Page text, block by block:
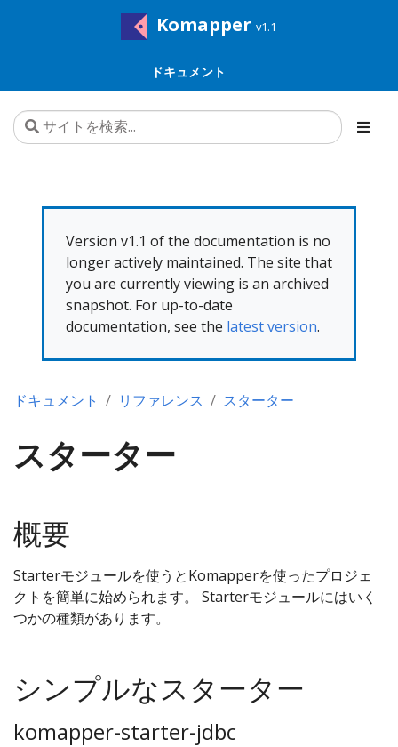
Komapper v1.1
ドキュメント
Version v1.1 of the documentation is no
longer actively maintained. The site that
you are currently viewing is an archived
snapshot. For up-to-date
documentation, see the latest version.
ドキュメント リファレンス スターター
スターター
概要
Starterモジュールを使うとKomapperを使ったプロジェ
クトを簡単に始められます。 Starterモジュールにはいく
つかの種類があります。
シンプルなスターター
komapper-starter-jdbc